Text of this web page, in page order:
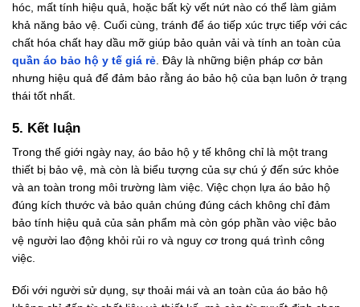
hóc, mất tính hiệu quả, hoặc bất kỳ vết nứt nào có thể làm giảm
khả năng bảo vệ. Cuối cùng, tránh để áo tiếp xúc trực tiếp với các
chất hóa chất hay dầu mỡ giúp bảo quản vải và tính an toàn của
quần áo bảo hộ y tế giá rẻ. Đây là những biện pháp cơ bản
nhưng hiệu quả để đảm bảo rằng áo bảo hộ của bạn luôn ở trạng
thái tốt nhất.
5. Kết luận
Trong thế giới ngày nay, áo bảo hộ y tế không chỉ là một trang
thiết bị bảo vệ, mà còn là biểu tượng của sự chú ý đến sức khỏe
và an toàn trong môi trường làm việc. Việc chọn lựa áo bảo hộ
đúng kích thước và bảo quản chúng đúng cách không chỉ đảm
bảo tính hiệu quả của sản phẩm mà còn góp phần vào việc bảo
vệ người lao động khỏi rủi ro và nguy cơ trong quá trình công
việc.
Đối với người sử dụng, sự thoải mái và an toàn của áo bảo hộ